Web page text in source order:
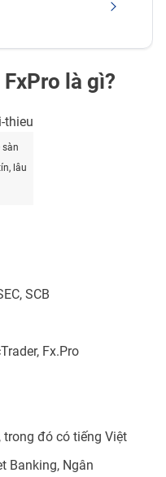
là gì?
sàn
lâu
SCB
Fx.Pro
đó có tiếng Việt
Banking, Ngân